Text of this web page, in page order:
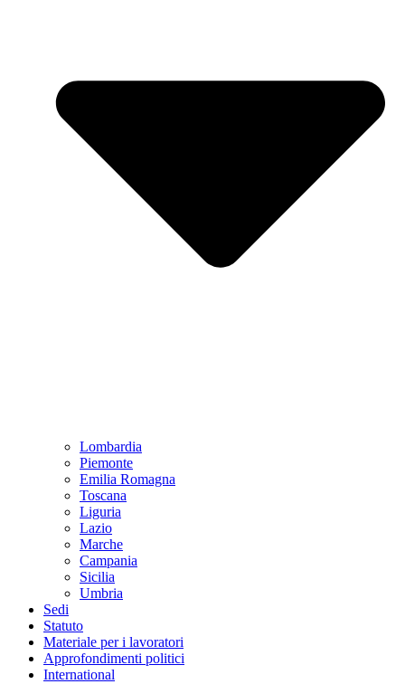
Lombardia
Piemonte
Emilia Romagna
Toscana
Liguria
Lazio
Marche
Campania
Sicilia
Umbria
Sedi
Statuto
Materiale per i lavoratori
Approfondimenti politici
International